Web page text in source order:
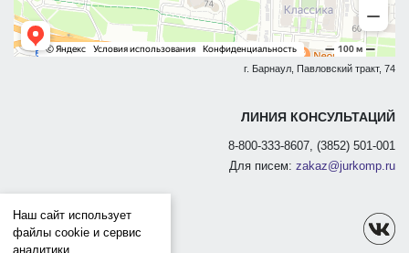
г. Барнаул, Павловский тракт, 74
ЛИНИЯ КОНСУЛЬТАЦИЙ
8-800-333-8607, (3852) 501-001
Для писем: zakaz@jurkomp.ru
Наш сайт использует
файлы cookie и сервис
аналитики